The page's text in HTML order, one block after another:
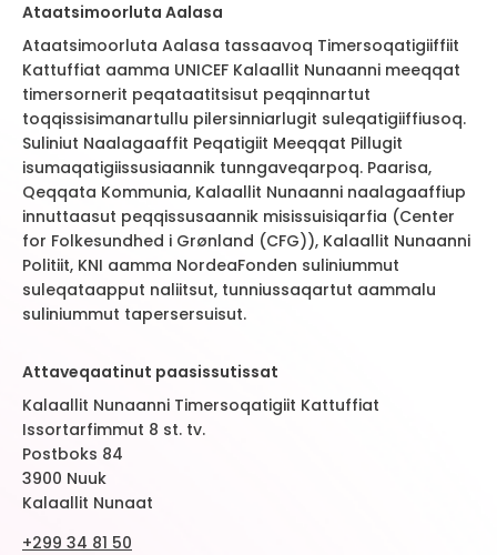
Ataatsimoorluta Aalasa
Ataatsimoorluta Aalasa tassaavoq Timersoqatigiiffiit
Kattuffiat aamma UNICEF Kalaallit Nunaanni meeqqat
timersornerit peqataatitsisut peqqinnartut
toqqissisimanartullu pilersinniarlugit suleqatigiiffiusoq.
Suliniut Naalagaaffit Peqatigiit Meeqqat Pillugit
isumaqatigiissusiaannik tunngaveqarpoq. Paarisa,
Qeqqata Kommunia, Kalaallit Nunaanni naalagaaffiup
innuttaasut peqqissusaannik misissuisiqarfia (Center
for Folkesundhed i Grønland (CFG)), Kalaallit Nunaanni
Politiit, KNI aamma NordeaFonden suliniummut
suleqataapput naliitsut, tunniussaqartut aammalu
suliniummut tapersersuisut.
Attaveqaatinut paasissutissat
Kalaallit Nunaanni Timersoqatigiit Kattuffiat
Issortarfimmut 8 st. tv.
Postboks 84
3900 Nuuk
Kalaallit Nunaat
+299 34 81 50